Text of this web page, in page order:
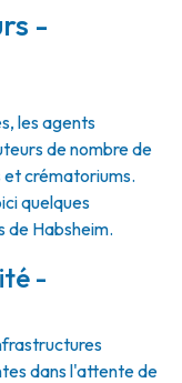
-
les agents
de nombre de
et crématoriums.
quelques
de Habsheim.
-
dans l'attente de